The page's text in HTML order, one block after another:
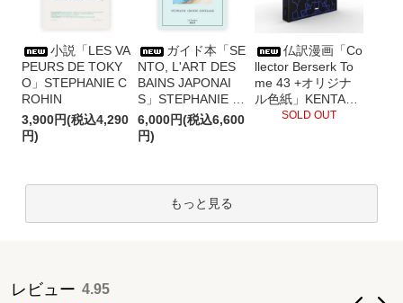
小説「LES VA
PEURS DE TOKY
O」STEPHANIE C
ROHIN
3,900円(税込4,290
円)
ガイド本「SE
NTO, L'ART DES
BAINS JAPONAI
S」STEPHANIE C
ROHIN
6,000円(税込6,600
円)
仏訳漫画「Co
llector Berserk To
me 43 +オリジナ
ル色紙」KENTAR
O MIURA（三浦建
SOLD OUT
もっと見る
レビュー 4.95